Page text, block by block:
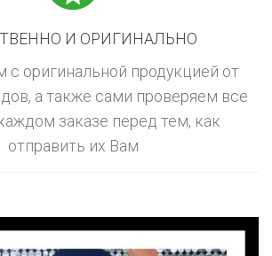
И ОРИГИНАЛЬНО
с оригинальной продукцией от
а также сами проверяем все
заказе перед тем, как
отправить их Вам